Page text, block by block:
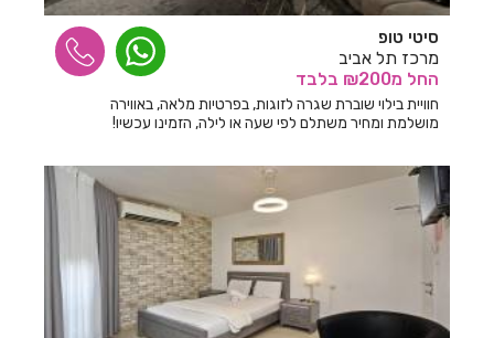
חדרים לפי שעה במושב אדירים
חדרים לפי שעה במושב אומן
חדרים לפי שעה במושב הודיה
חדרים לפי שעה במושב זכריה
חדרים לפי שעה במושב מיטב
חדרים לפי שעה במושב משען
חדרים לפי שעה במושב נועם
סיטי טופ
מרכז תל אביב
החל מ₪200 בלבד
חוויית בילוי שוברת שגרה לזוגות, בפרטיות מלאה, באווירה
מושלמת ומחיר משתלם לפי שעה או לילה, הזמינו עכשיו!